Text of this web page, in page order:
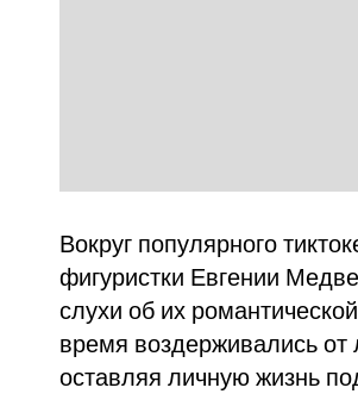
Вокруг популярного
фигуристки Евгении
слухи об их
время воздерживались
оставляя личную жизнь